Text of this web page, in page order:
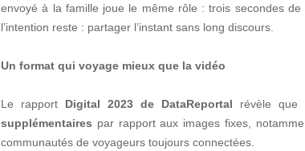
envoyé à la famille joue le même rôle : trois secondes
l’intention reste : partager l’instant sans long discours.
Un format qui voyage mieux que la vidéo
Le rapport Digital 2023 de DataReportal révèle
supplémentaires par rapport aux images fixes,
communautés de voyageurs toujours connectées.